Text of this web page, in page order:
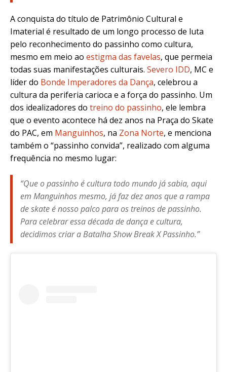
A conquista do título de Patrimônio Cultural e
Imaterial é resultado de um longo processo de luta
pelo reconhecimento do passinho como cultura,
mesmo em meio ao estigma das favelas, que permeia
todas suas manifestações culturais. Severo IDD, MC e
líder do Bonde Imperadores da Dança, celebrou a
cultura da periferia carioca e a força do passinho. Um
dos idealizadores do treino do passinho, ele lembra
que o evento acontece há dez anos na Praça do Skate
do PAC, em Manguinhos, na Zona Norte, e menciona
também o “passinho convida”, realizado com alguma
frequência no mesmo lugar:
“Que o passinho é cultura todo mundo já sabia, aqui
em Manguinhos mesmo, já faz dez anos que a rampa
de skate é nosso palco para os treinos de passinho.
Para celebrar essa década de dança e cultura,
decidimos criar a Batalha Show Break X Passinho.”